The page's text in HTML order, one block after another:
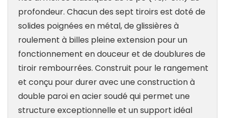
profondeur. Chacun des sept tiroirs est doté de
solides poignées en métal, de glissières à
roulement à billes pleine extension pour un
fonctionnement en douceur et de doublures de
tiroir rembourrées. Construit pour le rangement
et conçu pour durer avec une construction à
double paroi en acier soudé qui permet une
structure exceptionnelle et un support idéal